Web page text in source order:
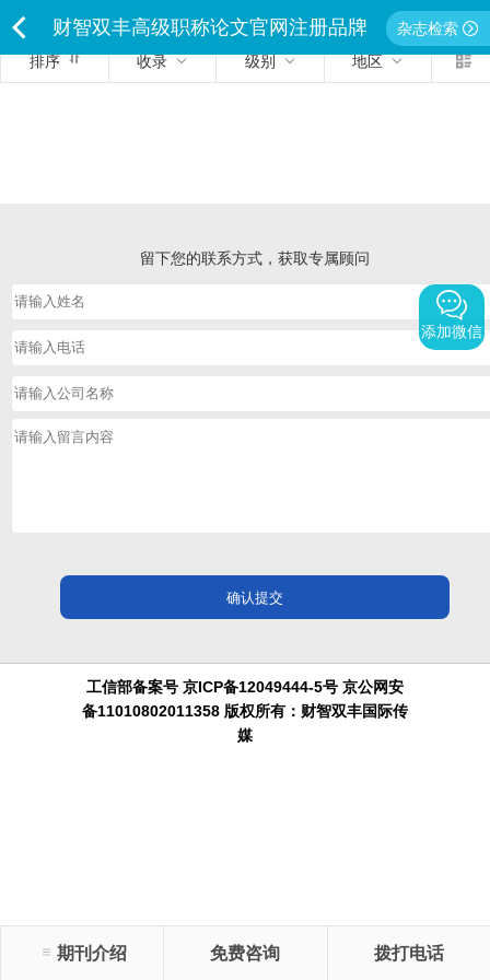
财智双丰高级职称论文官网注册品牌
独家经营严禁侵权违者必究
杂志检索
排序
收录 级别 地区
添加微信
留下您的联系方式，获取专属顾问
期刊介绍 免费咨询 拨打电话
工信部备案号 京ICP备12049444-5号 京公网安
备11010802011358 版权所有：财智双丰国际传
媒